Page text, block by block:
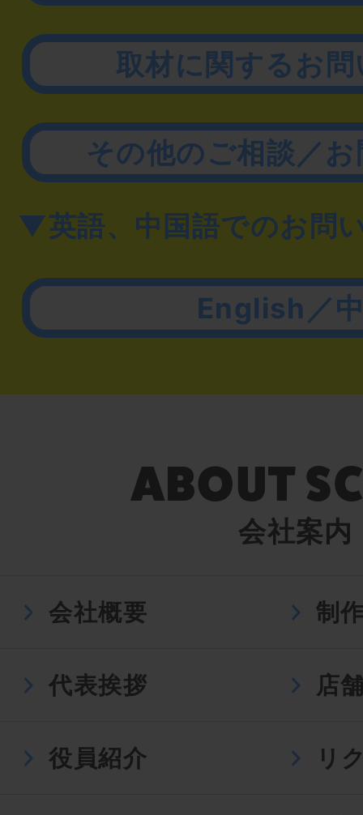
取材に関するお
その他のご相談／
▼英語、中国語でのお問
English／
会社案内
会社概要 制
代表挨拶 店
役員紹介 リ